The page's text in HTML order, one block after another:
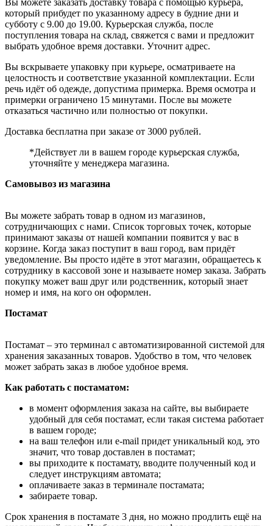
Вы можете заказать доставку товара с помощью курьера,
который прибудет по указанному адресу в будние дни и
субботу с 9.00 до 19.00. Курьерская служба, после
поступления товара на склад, свяжется с вами и предложит
выбрать удобное время доставки. Уточнит адрес.
Вы вскрываете упаковку при курьере, осматриваете на
целостность и соответствие указанной комплектации. Если
речь идёт об одежде, допустима примерка. Время осмотра и
примерки ограничено 15 минутами. После вы можете
отказаться частично или полностью от покупки.
Доставка бесплатна при заказе от 3000 рублей.
*Действует ли в вашем городе курьерская служба,
уточняйте у менеджера магазина.
Самовывоз из магазина
Вы можете забрать товар в одном из магазинов,
сотрудничающих с нами. Список торговых точек, которые
принимают заказы от нашей компании появится у вас в
корзине. Когда заказ поступит в ваш город, вам придёт
уведомление. Вы просто идёте в этот магазин, обращаетесь к
сотруднику в кассовой зоне и называете номер заказа. Забрать
покупку может ваш друг или родственник, который знает
номер и имя, на кого он оформлен.
Постамат
Постамат – это терминал с автоматизированной системой для
хранения заказанных товаров. Удобство в том, что человек
может забрать заказ в любое удобное время.
Как работать с постаматом:
в момент оформления заказа на сайте, вы выбираете
удобный для себя постамат, если такая система работает
в вашем городе;
на ваш телефон или e-mail придет уникальный код, это
значит, что товар доставлен в постамат;
вы приходите к постамату, вводите полученный код и
следует инструкциям автомата;
оплачиваете заказ в терминале постамата;
забираете товар.
Срок хранения в постамате 3 дня, но можно продлить ещё на